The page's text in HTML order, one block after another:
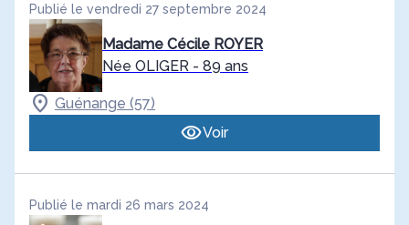
Publié le vendredi 27 septembre 2024
Madame Cécile ROYER
Née OLIGER - 89 ans
Guénange (57)
Voir
Publié le mardi 26 mars 2024